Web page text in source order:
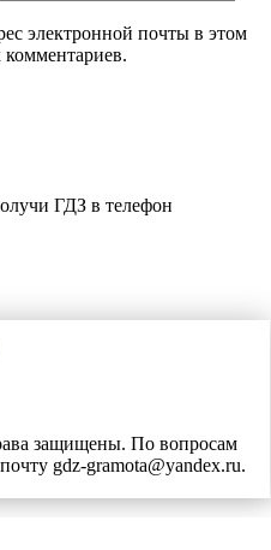
электронной почты в этом
ГДЗ в телефон
защищены. По вопросам
gdz-gramota@yandex.ru.